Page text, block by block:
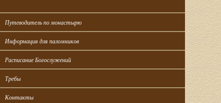
Путеводитель по монастырю
Информация для паломников
Расписание Богослужений
Требы
Контакты